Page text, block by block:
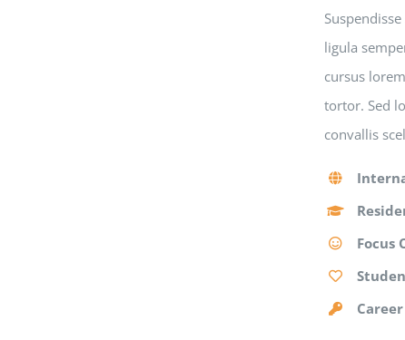
ligula
cursus
tortor. Sed
convallis
Focus